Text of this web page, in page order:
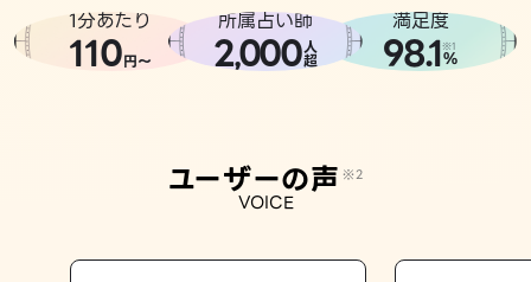
相談事例
1分あたり
110円〜
所属占い師
2,000人
超
満足度
98.1※1
%
ユーザーの声 ※2
VOICE